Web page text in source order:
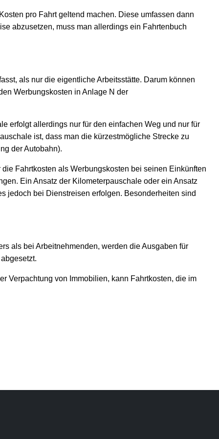
pro Fahrt geltend machen. Diese umfassen dann
abzusetzen, muss man allerdings ein Fahrtenbuch
als nur die eigentliche Arbeitsstätte. Darum können
Werbungskosten in Anlage N der
erfolgt allerdings nur für den einfachen Weg und nur für
ist, dass man die kürzestmögliche Strecke zu
der Autobahn).
Fahrtkosten als Werbungskosten bei seinen Einkünften
Ein Ansatz der Kilometerpauschale oder ein Ansatz
jedoch bei Dienstreisen erfolgen. Besonderheiten sind
als bei Arbeitnehmenden, werden die Ausgaben für
Verpachtung von Immobilien, kann Fahrtkosten, die im